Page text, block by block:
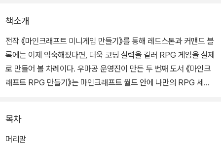
책소개
전작 《마인크래프트 미니게임 만들기》를 통해 레드스톤과 커맨드 블
록에는 이제 익숙해졌다면, 더욱 코딩 실력을 길러 RPG 게임을 실제
로 만들어 볼 차례이다. 우마공 운영진이 만든 두 번째 도서 《마인크
래프트 RPG 만들기》는 마인크래프트 월드 안에 나만의 RPG 세상
이 책의 ‘[PART 1] 플러그인의 기초’에서는 기본적인 개발 환경을
세팅한 뒤 마인크래프트에서 자바 코딩을 가능케 하는 플러그인의 사
목차
머리말